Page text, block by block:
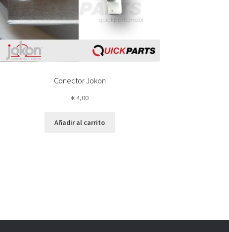
Conector Jokon
€4,00
Añadir al carrito